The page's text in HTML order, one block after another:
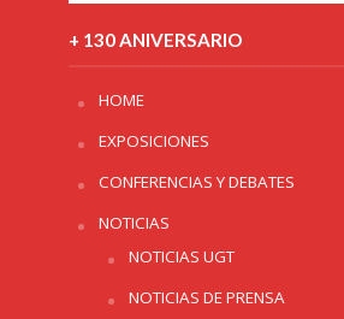
+ 130 ANIVERSARIO
HOME
EXPOSICIONES
CONFERENCIAS Y DEBATES
NOTICIAS
NOTICIAS UGT
NOTICIAS DE PRENSA